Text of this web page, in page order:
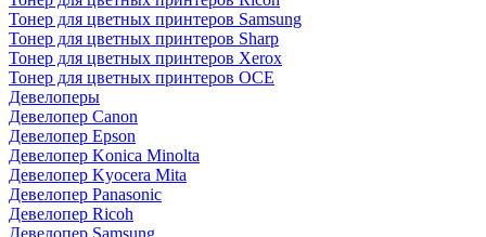
Тонер для цветных принтеров Samsung
Тонер для цветных принтеров Sharp
Тонер для цветных принтеров Xerox
Тонер для цветных принтеров OCE
Девелоперы
Девелопер Canon
Девелопер Epson
Девелопер Konica Minolta
Девелопер Kyocera Mita
Девелопер Panasonic
Девелопер Ricoh
Девелопер Samsung